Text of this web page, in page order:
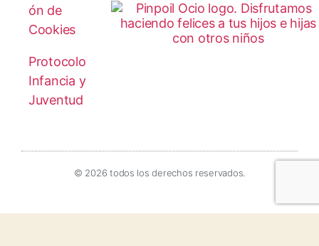
ón de
Cookies
Protocolo
Infancia y
Juventud
© 2026 todos los derechos reservados.